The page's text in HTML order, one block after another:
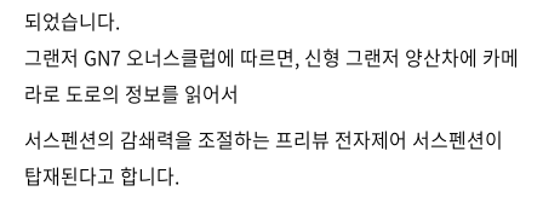
되었습니다.
그랜저 GN7 오너스클럽에 따르면, 신형 그랜저 양산차에 카메
라로 도로의 정보를 읽어서
서스펜션의 감쇄력을 조절하는 프리뷰 전자제어 서스펜션이
탑재된다고 합니다.